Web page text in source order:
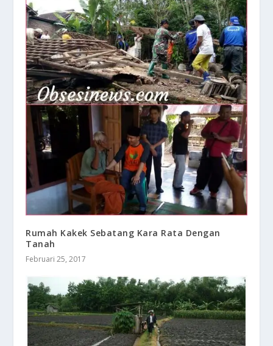
Rumah Kakek Sebatang Kara Rata Dengan
Tanah
Februari 25, 2017